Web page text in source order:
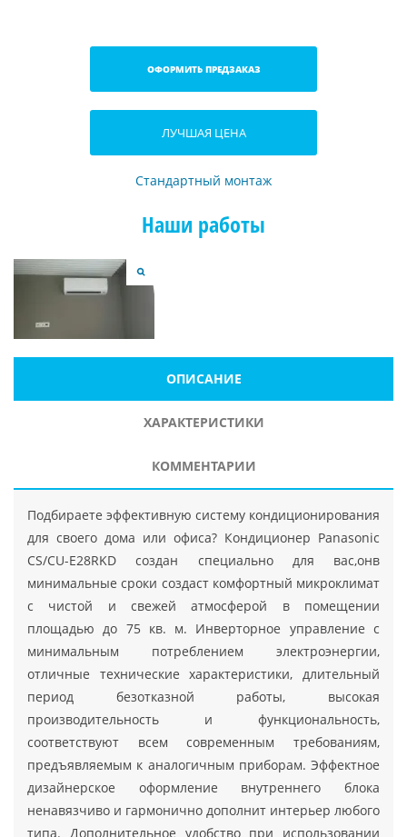
ОФОРМИТЬ ПРЕДЗАКАЗ
ЛУЧШАЯ ЦЕНА
Стандартный монтаж
Наши работы
ОПИСАНИЕ
ХАРАКТЕРИСТИКИ
КОММЕНТАРИИ
Подбираете эффективную систему кондиционирования
для своего дома или офиса? Кондиционер Panasonic
CS/CU-E28RKD создан специально для вас,онв
минимальные сроки создаст комфортный микроклимат
с чистой и свежей атмосферой в помещении
площадью до 75 кв. м. Инверторное управление с
минимальным потреблением электроэнергии,
отличные технические характеристики, длительный
период безотказной работы, высокая
производительность и функциональность,
соответствуют всем современным требованиям,
предъявляемым к аналогичным приборам. Эффектное
дизайнерское оформление внутреннего блока
ненавязчиво и гармонично дополнит интерьер любого
типа. Дополнительное удобство при использовании